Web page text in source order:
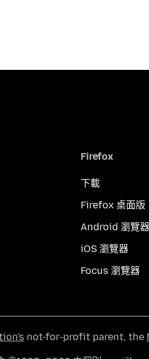
Firefox
下載
Firefox 桌面版
Android 瀏覽器
iOS 瀏覽器
Focus 瀏覽器
not-for-profit parent, the